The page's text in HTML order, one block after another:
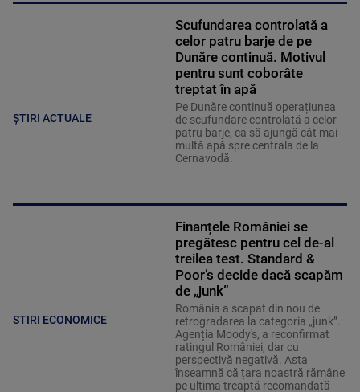
ȘTIRI ACTUALE
Scufundarea controlată a
celor patru barje de pe
Dunăre continuă. Motivul
pentru sunt coborâte
treptat în apă
Pe Dunăre continuă operațiunea
de scufundare controlată a celor
patru barje, ca să ajungă cât mai
multă apă spre centrala de la
Cernavodă.
STIRI ECONOMICE
Finanțele României se
pregătesc pentru cel de-al
treilea test. Standard &
Poor’s decide dacă scapăm
de „junk”
România a scapat din nou de
retrogradarea la categoria „junk”.
Agenția Moody's, a reconfirmat
ratingul României, dar cu
perspectivă negativă. Asta
înseamnă că țara noastră rămâne
pe ultima treaptă recomandată